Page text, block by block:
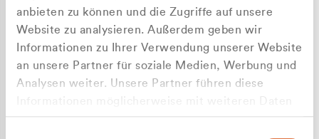
anbieten zu können und die Zugriffe auf unsere
Website zu analysieren. Außerdem geben wir
Informationen zu Ihrer Verwendung unserer Website
an unsere Partner für soziale Medien, Werbung und
Analysen weiter. Unsere Partner führen diese
zusammen, die Sie ihnen bereitgestellt haben oder
Apilash Balanesan